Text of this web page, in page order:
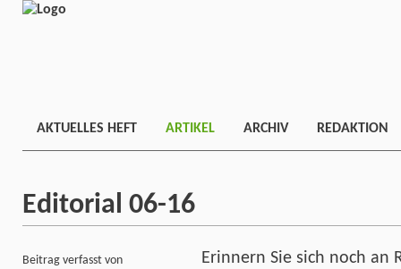
AKTUELLES HEFT ARTIKEL ARCHIV REDAKTION
Editorial 06-16
Erinnern Sie sich noch an
Beitrag verfasst von